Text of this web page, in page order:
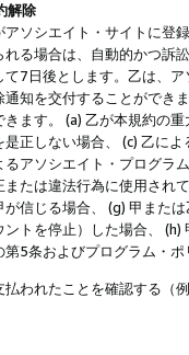
解除
ソシエイト・サイトに登
る場合は、自動的かつ訴
7日後とします。乙は、
知を交付することができ
きます。 (a) 乙が本規約の
正しない場合、 (c) 乙に
アソシエイト・プログラ
たは違法行為に使用され
が信じる場合、 (g) 甲また
ントを停止）した場合、
5条およびプログラム・
われたことを確認する（